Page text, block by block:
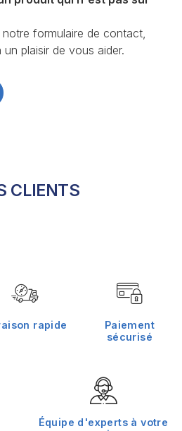
formulaire de contact,
plaisir de vous aider.
CLIENTS
rapide
Paiement
sécurisé
Équipe d'experts à votre